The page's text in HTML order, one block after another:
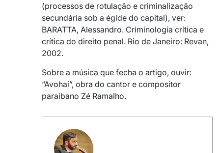
(processos de rotulação e criminalização
secundária sob a égide do capital), ver:
BARATTA, Alessandro. Criminologia crítica e
crítica do direito penal. Rio de Janeiro: Revan,
2002.
Sobre a música que fecha o artigo, ouvir:
“Avohai”, obra do cantor e compositor
paraibano Zé Ramalho.